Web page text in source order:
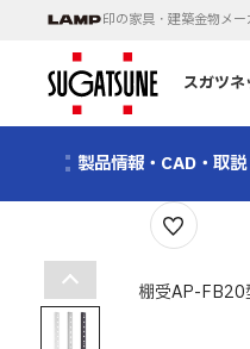
印の家具・建築金物メ
スガツネ
製品情報・CAD・取説
棚受AP-FB20